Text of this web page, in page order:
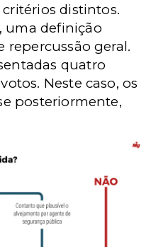
distintos.
uma definição
repercussão geral.
quatro
Neste caso, os
posteriormente,